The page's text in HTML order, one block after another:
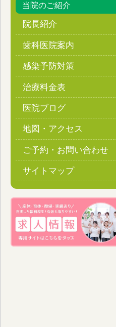
当院のご紹介
院長紹介
歯科医院案内
感染予防対策
治療料金表
医院ブログ
地図・アクセス
ご予約・お問い合わせ
サイトマップ